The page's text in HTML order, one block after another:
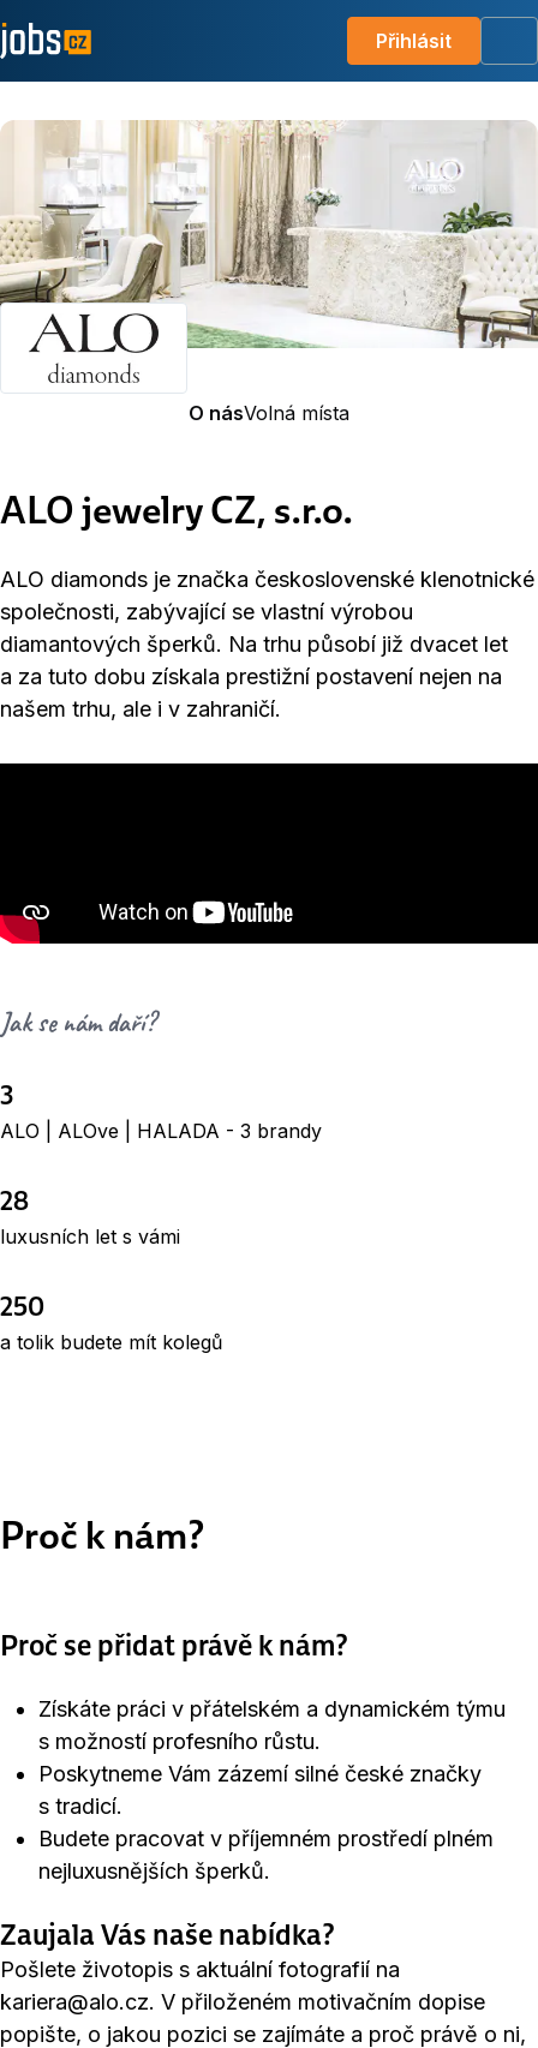
Přihlásit
O násVolná místa
ALO jewelry CZ, s.r.o.
ALO diamonds je značka československé klenotnické
společnosti, zabývající se vlastní výrobou
diamantových šperků. Na trhu působí již dvacet let
a za tuto dobu získala prestižní postavení nejen na
našem trhu, ale i v zahraničí.
Jak se nám daří?
3
ALO | ALOve | HALADA - 3 brandy
28
luxusních let s vámi
250
a tolik budete mít kolegů
Proč k nám?
Proč se přidat právě k nám?
Získáte práci v přátelském a dynamickém týmu
s možností profesního růstu.
Poskytneme Vám zázemí silné české značky
s tradicí.
Budete pracovat v příjemném prostředí plném
nejluxusnějších šperků.
Zaujala Vás naše nabídka?
Pošlete životopis s aktuální fotografií na
kariera@alo.cz. V přiloženém motivačním dopise
popište, o jakou pozici se zajímáte a proč právě o ni,